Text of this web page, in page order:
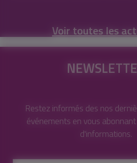
Voir toutes les
Restez informés des nos
événements en vous
d'informations.